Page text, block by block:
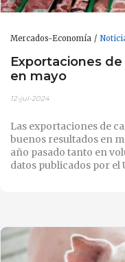
Mercados-Economía
Exportaciones
en mayo
12-jul-2024
Las exportaciones de
buenos resultados en
año pasado tanto en
datos publicados por el